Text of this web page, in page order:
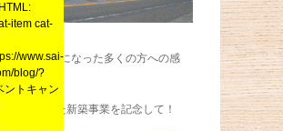
までお世話になった多くの方への感
気持ちと、
目を迎えた新築事業を記念して！
item cat-
www.sai-
blog/?
ントキャン